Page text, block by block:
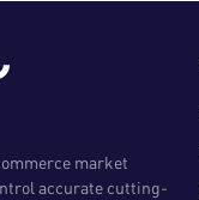
market
accurate cutting-